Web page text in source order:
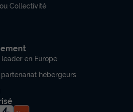
Collectivité
en Europe
hébergeurs